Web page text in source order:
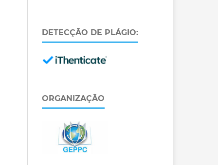
DETECÇÃO DE PLÁGIO:
ORGANIZAÇÃO